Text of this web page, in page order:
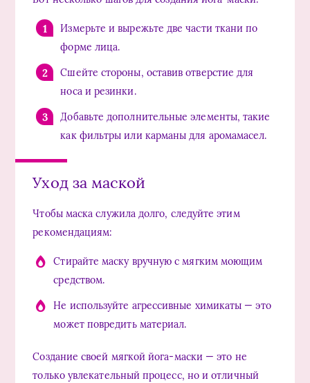
Измерьте и вырежьте две части ткани по
форме лица.
Сшейте стороны, оставив отверстие для
носа и резинки.
Добавьте дополнительные элементы, такие
как фильтры или карманы для аромамасел.
Уход за маской
Чтобы маска служила долго, следуйте этим
рекомендациям:
Стирайте маску вручную с мягким моющим
средством.
Не используйте агрессивные химикаты — это
может повредить материал.
Создание своей мягкой йога-маски — это не
только увлекательный процесс, но и отличный